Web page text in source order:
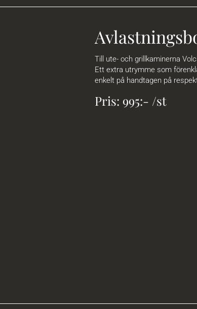
Till ute- och grillkaminerna
Ett extra utrymme som
enkelt på handtagen på
Pris: 995:- /st